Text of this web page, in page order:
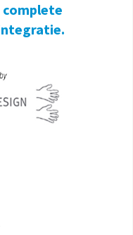
complete